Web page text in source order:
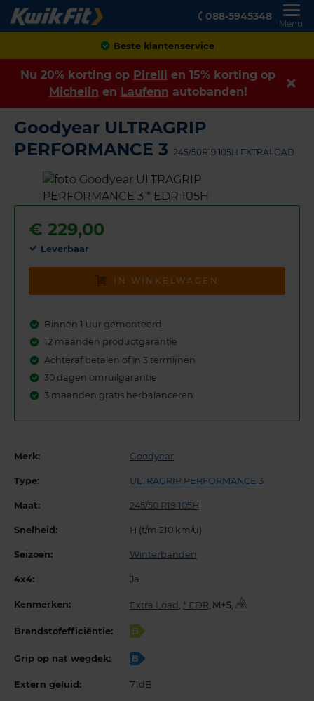
088-5945348
Menu
Achteraf betalen
Nu 20% korting op Pirelli en 15% korting op
Michelin en Laufenn autobanden!
Goodyear ULTRAGRIP
PERFORMANCE 3 245/50R19 105H EXTRALOAD
€ 229,00
Leverbaar
IN WINKELWAGEN
Binnen 1 uur gemonteerd
12 maanden productgarantie
Achteraf betalen of in 3 termijnen
30 dagen omruilgarantie
3 maanden gratis herbalanceren
Merk: Goodyear
Type: ULTRAGRIP PERFORMANCE 3
Maat: 245/50 R19 105H
Snelheid: H (t/m 210 km/u)
Seizoen: Winterbanden
4x4: Ja
Kenmerken: Extra Load * EDR ,
Brandstofefficiëntie: B
Grip op nat wegdek: B
Extern geluid: 71dB